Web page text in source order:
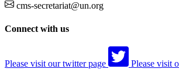
cms-secretariat@un.org
Connect with us
Please visit our twitter page Please visit